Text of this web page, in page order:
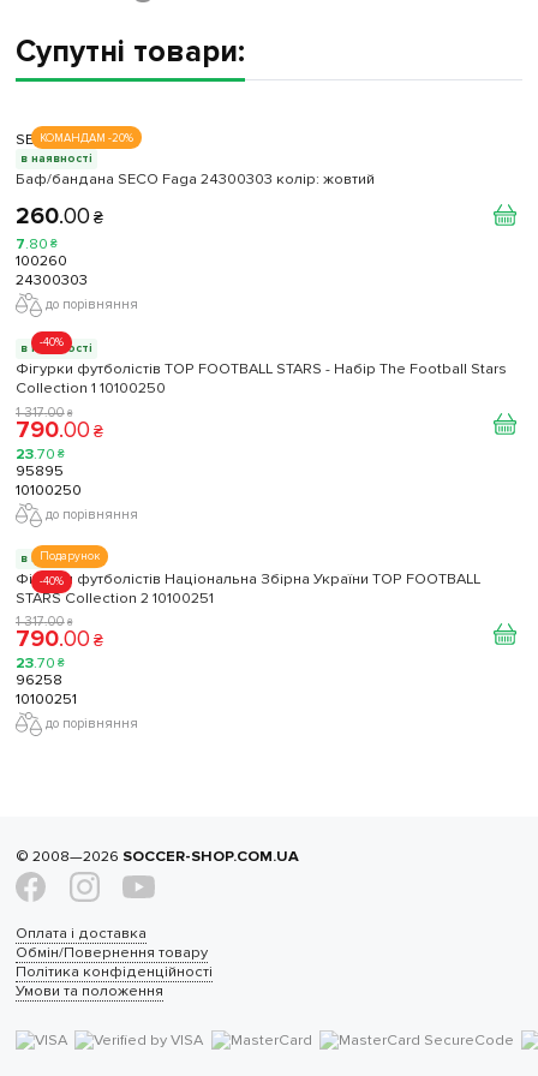
Супутні товари:
КОМАНДАМ -20%
SECO
в наявності
Баф/бандана SECO Faga 24300303 колiр: жовтий
260.00 ₴
7.80 ₴
100260
24300303
до порівняння
-40%
в наявності
Фігурки футболістів TOP FOOTBALL STARS - Набір The Football Stars
Collection 1 10100250
1 317.00 ₴
790.00 ₴
23.70 ₴
95895
10100250
до порівняння
Подарунок
-40%
в наявності
Фігурки футболістів Національна Збірна України TOP FOOTBALL
STARS Collection 2 10100251
1 317.00 ₴
790.00 ₴
23.70 ₴
96258
10100251
до порівняння
© 2008—2026 SOCCER-SHOP.COM.UA
Оплата і доставка
Обмін/Повернення товару
Політика конфіденційності
Умови та положення